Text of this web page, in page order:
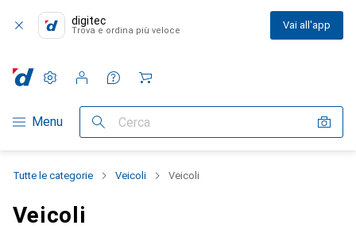
digitec
Trova e ordina più veloce Vai all'app
Categoria Navigazione
Menu Cerca
Impostazioni
Conto cliente
Liste di confronto
Liste dei desideri
Carrello
Tutte le categorie Veicoli Veicoli
Veicoli